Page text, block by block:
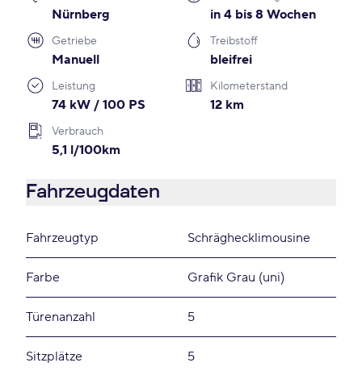
Nürnberg in 4 bis 8 Wochen
Getriebe
Manuell
Treibstoff
bleifrei
Leistung
74 kW / 100 PS
Kilometerstand
12 km
Verbrauch
5,1 l/100km
Fahrzeugdaten
Fahrzeugtyp Schräghecklimousine
Farbe Grafik Grau (uni)
Türenanzahl 5
Sitzplätze 5